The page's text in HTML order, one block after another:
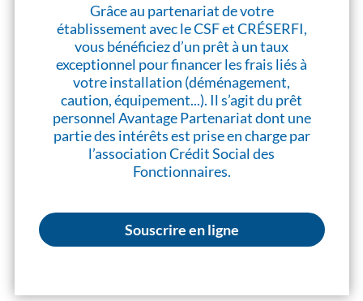
Grâce au partenariat de votre
établissement avec le CSF et CRÉSERFI,
vous bénéficiez d’un prêt à un taux
exceptionnel pour financer les frais liés à
votre installation (déménagement,
caution, équipement...). Il s’agit du prêt
personnel Avantage Partenariat dont une
partie des intérêts est prise en charge par
l’association Crédit Social des
Fonctionnaires.
Souscrire en ligne